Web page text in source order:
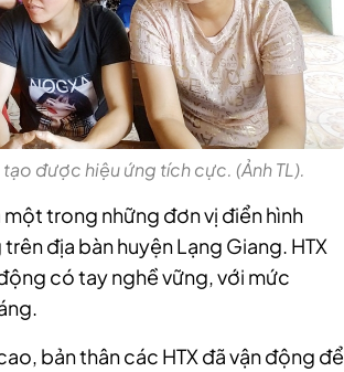
được hiệu ứng tích cực. (Ảnh TL).
một trong những đơn vị điển hình
địa bàn huyện Lạng Giang. HTX
có tay nghề vững, với mức
bản thân các HTX đã vận động để